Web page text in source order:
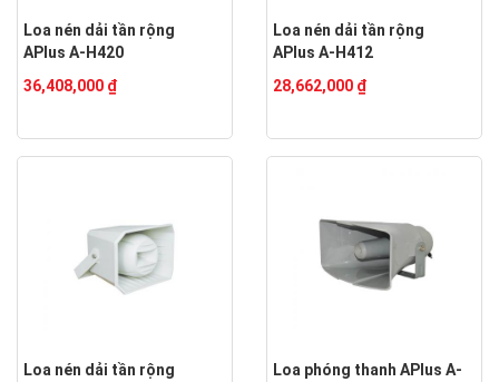
Loa nén dải tần rộng
APlus A-H420
36,408,000 ₫
Loa nén dải tần rộng
APlus A-H412
28,662,000 ₫
Loa nén dải tần rộng
Loa phóng thanh APlus A-